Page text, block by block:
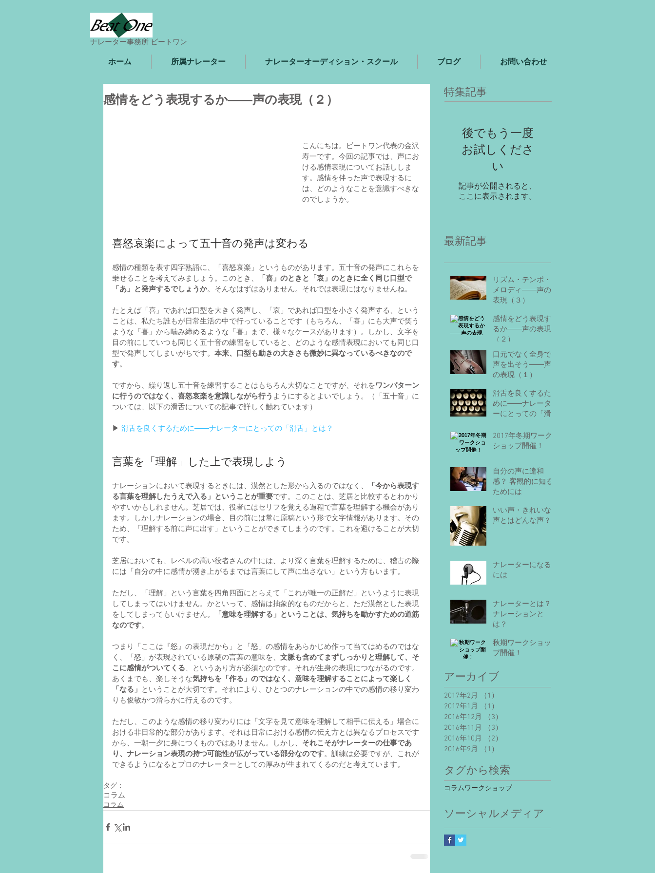
ナレーター事務所 ビートワン
ホーム 所属ナレーター ナレーターオーディション・スクール ブログ お問い合わせ
感情をどう表現するか――声の表現（２）
こんにちは。ビートワン代表の金沢
寿一です。今回の記事では、声にお
ける感情表現についてお話ししま
す。感情を伴った声で表現するに
は、どのようなことを意識すべきな
のでしょうか。
喜怒哀楽によって五十音の発声は変わる
感情の種類を表す四字熟語に、「喜怒哀楽」というものがあります。五十音の発声にこれらを
乗せることを考えてみましょう。このとき、
「喜」のときと「哀」のときに全く同じ口型で
「あ」と発声するでしょうか。そんなはずはありません。それでは表現にはなりませんね。
たとえば「喜」であれば口型を大きく発声し、「哀」であれば口型を小さく発声する、という
ことは、私たち誰もが日常生活の中で行っていることです（もちろん、「喜」にも大声で笑う
ような「喜」から噛み締めるような「喜」まで、様々なケースがあります）。しかし、文字を
目の前にしていつも同じく五十音の練習をしていると、どのような感情表現においても同じ口
型で発声してしまいがちです。 本来、口型も動きの大きさも微妙に異なっているべきなので
す。
ですから、繰り返し五十音を練習することはもちろん大切なことですが、それをワンパターン
に行うのではなく、喜怒哀楽を意識しながら行う ようにするとよいでしょう。（「五十音」に
ついては、以下の滑舌についての記事で詳しく触れています）
▶︎ 滑舌を良くするために――ナレーターにとっての「滑舌」とは？
言葉を「理解」した上で表現しよう
ナレーションにおいて表現するときには、漠然とした形から入るのではなく、
「今から表現す
る言葉を理解したうえで入る」ということが重要です。このことは、芝居と比較するとわかり
やすいかもしれません。芝居では、役者にはセリフを覚える過程で言葉を理解する機会があり
ます。しかしナレーションの場合、目の前には常に原稿という形で文字情報があります。その
ため、「理解する前に声に出す」ということができてしまうのです。これを避けることが大切
です。
芝居においても、レベルの高い役者さんの中には、より深く言葉を理解するために、稽古の際
には「自分の中に感情が湧き上がるまでは言葉にして声に出さない」という方もいます。
ただし、「理解」という言葉を四角四面にとらえて「これが唯一の正解だ」というように表現
してしまってはいけません。かといって、感情は抽象的なものだからと、ただ漠然とした表現
をしてしまってもいけません。
「意味を理解する」ということは、気持ちを動かすための道筋
なのです。
つまり「ここは『怒』の表現だから」と「怒」の感情をあらかじめ作って当てはめるのではな
く、「怒」が表現されている原稿の言葉の意味を、 文脈も含めてまずしっかりと理解して、そ
こに感情がついてくる、というあり方が必須なのです。それが生身の表現につながるのです。
あくまでも、楽しそうな気持ちを「作る」のではなく、意味を理解することによって楽しく
「なる」 ということが大切です。それにより、ひとつのナレーションの中での感情の移り変わ
りも俊敏かつ滑らかに行えるのです。
ただし、このような感情の移り変わりには「文字を見て意味を理解して相手に伝える」場合に
おける非日常的な部分があります。それは日常における感情の伝え方とは異なるプロセスです
から、一朝一夕に身につくものではありません。しかし、 それこそがナレーターの仕事であ
り、ナレーション表現の持つ可能性が広がっている部分なのです。訓練は必要ですが、これが
できるようになるとプロのナレーターとしての厚みが生まれてくるのだと考えています。
タグ：
コラム
コラム
特集記事
後でもう一度
お試しくださ
い
記事が公開されると、
ここに表示されます。
最新記事
リズム・テンポ・
メロディ――声の
表現（３）
感情をどう表現す
るか――声の表現
（２）
口元でなく全身で
声を出そう――声
の表現（１）
滑舌を良くするた
めに――ナレータ
ーにとっての「滑
2017年冬期ワーク
ショップ開催！
自分の声に違和
感？ 客観的に知る
ためには
いい声・きれいな
声とはどんな声？
ナレーターになる
には
ナレーターとは？
ナレーションと
は？
秋期ワークショッ
プ開催！
アーカイブ
2017年2月 （1）
2017年1月
（1）
2016年12月
（3）
2016年11月
（3）
2016年10月
（2）
2016年9月
（1）
タグから検索
コラムワークショップ
ソーシャルメディア